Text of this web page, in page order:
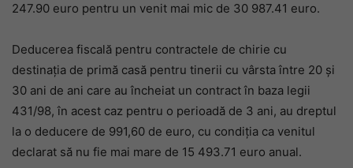
247.90 euro pentru un venit mai mic de 30 987.41 euro.
Deducerea fiscală pentru contractele de chirie cu
destinația de primă casă pentru tinerii cu vârsta între 20 și
30 ani de ani care au încheiat un contract în baza legii
431/98, în acest caz pentru o perioadă de 3 ani, au dreptul
la o deducere de 991,60 de euro, cu condiția ca venitul
declarat să nu fie mai mare de 15 493.71 euro anual.